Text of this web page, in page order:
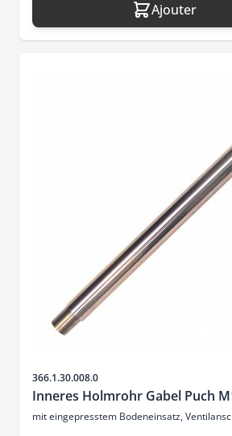
Ajouter
SKU
366.1.30.008.0
Inneres Holmrohr Gabel Puch
mit eingepresstem Bodeneinsatz,